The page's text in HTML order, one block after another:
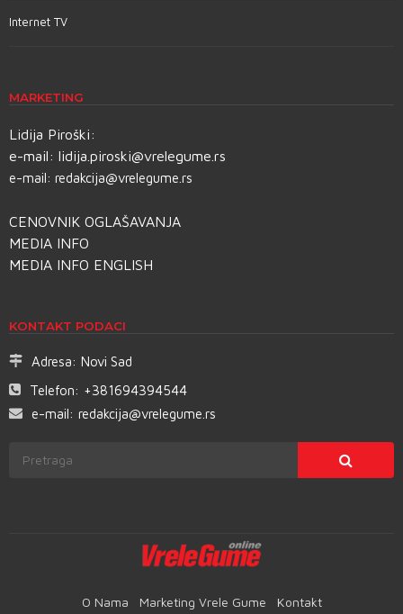
Internet TV
MARKETING
Lidija Piroški:
e-mail: lidija.piroski@vrelegume.rs
e-mail: redakcija@vrelegume.rs
CENOVNIK OGLAŠAVANJA
MEDIA INFO
MEDIA INFO ENGLISH
KONTAKT PODACI
Adresa: Novi Sad
Telefon: +381694394544
e-mail: redakcija@vrelegume.rs
O Nama Marketing Vrele Gume Kontakt